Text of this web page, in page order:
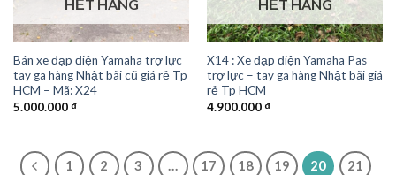
HẾT HÀNG
Bán xe đạp điện Yamaha trợ lực
tay ga hàng Nhật bãi cũ giá rẻ Tp
HCM – Mã: X24
5.000.000₫
HẾT HÀNG
X14 : Xe đạp điện Yamaha Pas
trợ lực – tay ga hàng Nhật bãi giá
rẻ Tp HCM
4.900.000₫
1 2 3 … 17 18 19 20
21